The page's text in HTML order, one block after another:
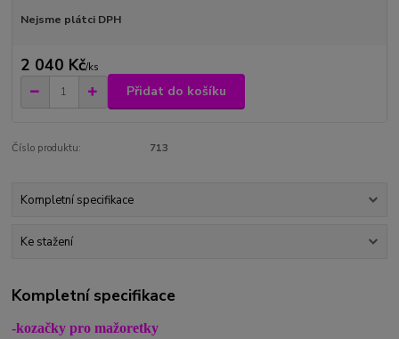
Nejsme plátci DPH
2 040 Kč/ks
Přidat do košíku
Číslo produktu: 713
Kompletní specifikace
Ke stažení
Kompletní specifikace
-kozačky pro mažoretky